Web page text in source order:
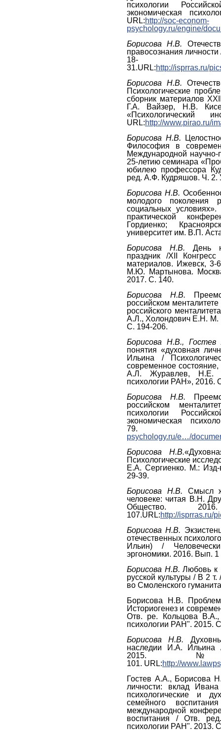
психологии
экономическая
URL:http://soc-econom-
psychology.ru/engine/
Борисова Н.В.
правосознания
18-
31.URL:http://isprras.ru/
Борисова Н.В.
Психологические
сборник материалов
Г.А. Вайзер, Н.В.
URL:http://www.pirao.ru/
Борисова Н.В.
Философия в
Международной научно-
25-летию семинара
юбилею профессора
ред. А.Ф. Кудряшов. Ч.
Борисова Н.В.
молодого поколения
социальных
практической
Гордиенко;
университет им. В.П.
Борисова Н.В. День
праздник /XII
материалов. Ижевск,
М.Ю. Мартынова.
2017. С. 140.
Борисова Н.В.
российском
российского
А.Л., Холондович Е.Н. М.
С. 194-206.
Борисова Н.В.,
понятия «духовная
Ильина /
современное
А.Л. Журавлев, Н.Е.
психологии РАН», 2016.
Борисова Н.В.
российском
психологии
экономическая
79.
psychology.ru/e…/
Борисова Н.В.
Психологические
Е.А. Сергиенко. М.:
29-39.
Борисова Н.В. Смысл
человеке: читая В.Н.
107.URL:http://isprras.ru/
Борисова Н.В.
отечественных
Ильин) /
эргономики. 2016. Вып.
Борисова Н.В.Любовь к
русской культуры / В 2
во Смоленского
Борисова Н.В.
Историогенез и
Отв. ре. Кольцова
психологии РАН". 2015.
Борисова Н.В.
наследии И.А. Ильина
2015.
101. URL:http://
Гостев А.А., Борисова
личности: вклад
психологические и
семейного
международной
воспитания / Отв.
психологии РАН". 2013.